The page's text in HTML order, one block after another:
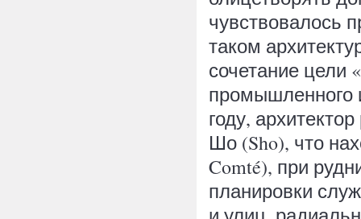
чувствовалось
таком
сочетание цели
промышленного
году,
Шо (Sho), что
Comté), при
планировки